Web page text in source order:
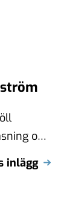
om
inlägg